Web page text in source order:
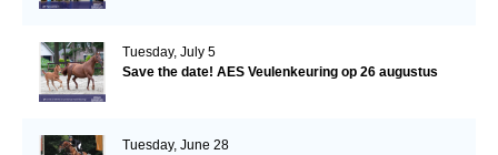
Tuesday, July 5
Save the date! AES Veulenkeuring op 26 augustus
Tuesday, June 28